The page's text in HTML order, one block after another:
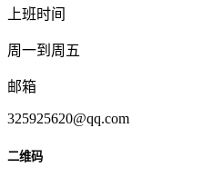
上班时间
周一到周五
邮箱
325925620@qq.com
二维码